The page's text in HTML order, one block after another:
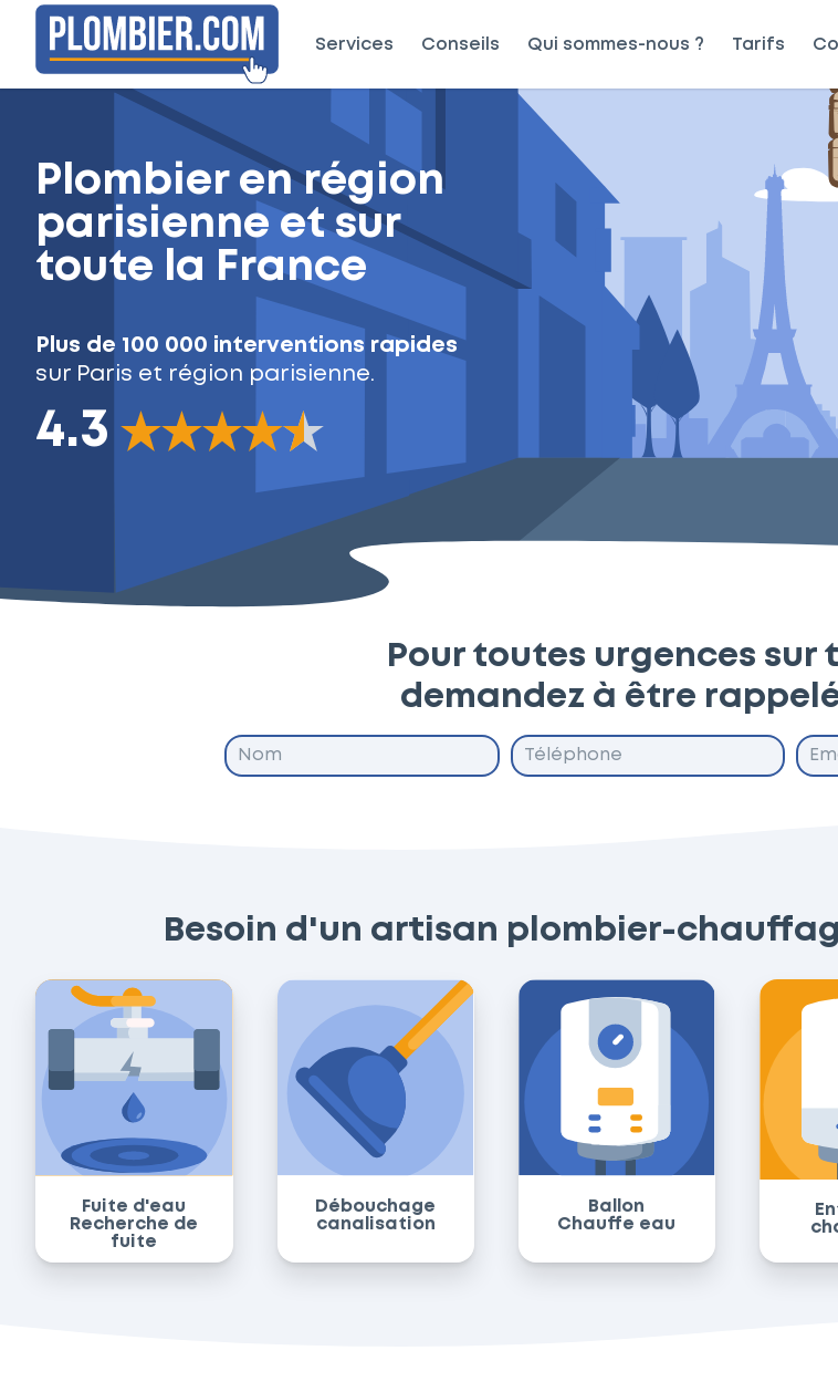
Services Conseils Qui sommes-nous ? Tarifs
Plombier en région
parisienne et sur
toute la France
Plus de 100 000 interventions rapides
sur Paris et région parisienne.
4.3 The rating of this product is
Pour toutes urgences sur
demandez à être
Besoin d'un artisan plombier-
Fuite d'eau
Recherche de
fuite
Débouchage
canalisation
Ballon
Chauffe eau